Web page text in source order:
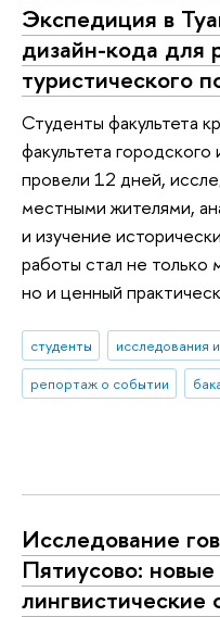
Экспедиция в
дизайн-кода для
туристического
Студенты факультета
факультета городского
провели 12 дней,
местными жителями,
и изучение
работы стал не только
но и ценный
студенты
исследования
репортаж о событии
Исследование
Пятиусово:
лингвистические